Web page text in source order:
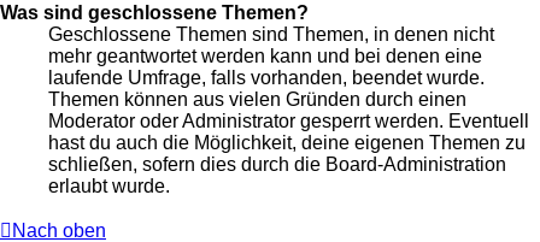
Was sind geschlossene Themen?
Geschlossene Themen sind Themen, in denen nicht
mehr geantwortet werden kann und bei denen eine
laufende Umfrage, falls vorhanden, beendet wurde.
Themen können aus vielen Gründen durch einen
Moderator oder Administrator gesperrt werden. Eventuell
hast du auch die Möglichkeit, deine eigenen Themen zu
schließen, sofern dies durch die Board-Administration
erlaubt wurde.
Nach oben